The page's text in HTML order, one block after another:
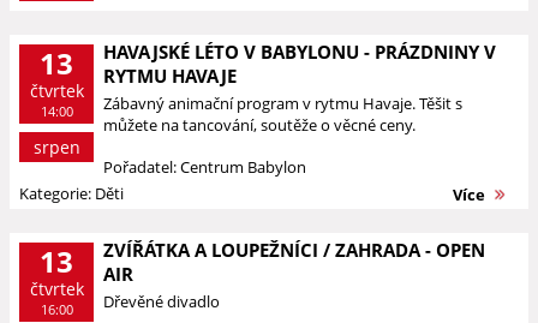
13
čtvrtek
14:00
srpen
HAVAJSKÉ LÉTO V BABYLONU - PRÁZDNINY V
RYTMU HAVAJE
Zábavný animační program v rytmu Havaje. Těšit s
můžete na tancování, soutěže o věcné ceny.
Pořadatel: Centrum Babylon
Kategorie: Děti
Více
13
čtvrtek
16:00
ZVÍŘÁTKA A LOUPEŽNÍCI / ZAHRADA - OPEN
AIR
Dřevěné divadlo